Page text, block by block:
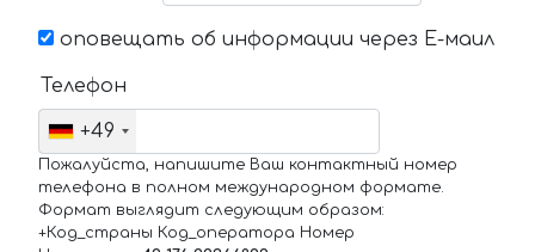
оповещать об информации через Е-маил
Телефон
+49
Пожалуйста, напишите Ваш контактный номер
телефона в полном международном формате.
Формат выглядит следующим образом:
+Код_страны Код_оператора Номер